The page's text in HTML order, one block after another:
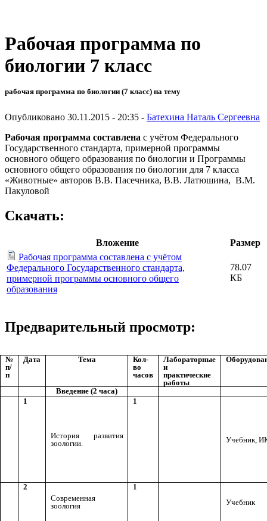
Рабочая программа по
биологии 7 класс
рабочая программа по биологии (7 класс) на тему
Опубликовано 30.11.2015 - 20:35 - Батехина Наталь Сергеевна
Рабочая программа составлена с учётом Федерального
Государственного стандарта, примерной программы
основного общего образования по биологии и Программы
основного общего образования по биологии для 7 класса
«Животные» авторов В.В. Пасечника, В.В. Латюшина, В.М.
Пакуловой
Скачать:
Вложение
Размер
Рабочая программа составлена с учётом
Федерального Государственного стандарта,
примерной программы основного общего
образования
78.07
КБ
Предварительный просмотр:
№
п/
п
Дата Тема
Кол-
во
часов
Лабораторные
и
практические
работы
Введение (2 часа)
1
История развития
зоологии.
1
Учебник,
2
Современная
зоология
1
Учебник